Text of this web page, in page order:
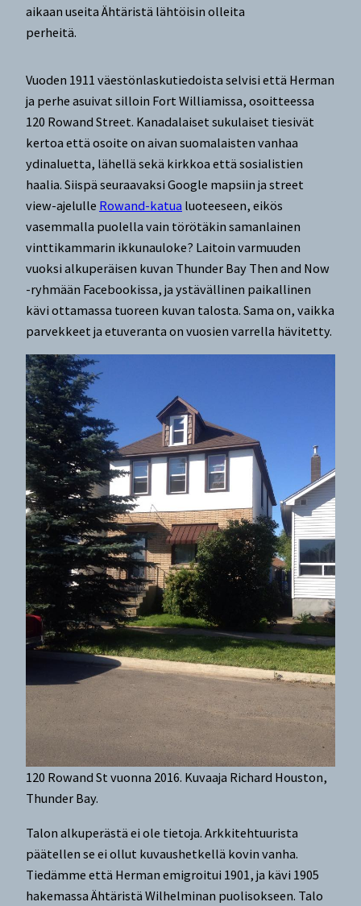
aikaan useita Ähtäristä lähtöisin olleita
perheitä.
Vuoden 1911 väestönlaskutiedoista selvisi että Herman
ja perhe asuivat silloin Fort Williamissa, osoitteessa
120 Rowand Street. Kanadalaiset sukulaiset tiesivät
kertoa että osoite on aivan suomalaisten vanhaa
ydinaluetta, lähellä sekä kirkkoa että sosialistien
haalia. Siispä seuraavaksi Google mapsiin ja street
view-ajelulle Rowand-katua luoteeseen, eikös
vasemmalla puolella vain törötäkin samanlainen
vinttikammarin ikkunauloke? Laitoin varmuuden
vuoksi alkuperäisen kuvan Thunder Bay Then and Now
-ryhmään Facebookissa, ja ystävällinen paikallinen
kävi ottamassa tuoreen kuvan talosta. Sama on, vaikka
parvekkeet ja etuveranta on vuosien varrella hävitetty.
120 Rowand St vuonna 2016. Kuvaaja Richard Houston,
Thunder Bay.
Talon alkuperästä ei ole tietoja. Arkkitehtuurista
päätellen se ei ollut kuvaushetkellä kovin vanha.
Tiedämme että Herman emigroitui 1901, ja kävi 1905
hakemassa Ähtäristä Wilhelminan puolisokseen. Talo